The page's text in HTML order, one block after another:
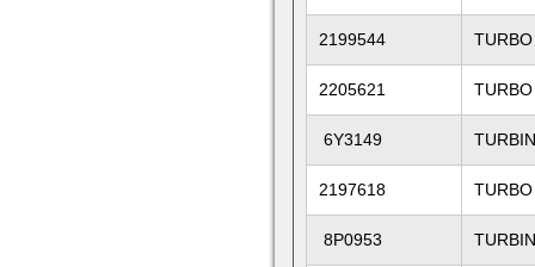
2199544
2205621
6Y3149
2197618
8P0953